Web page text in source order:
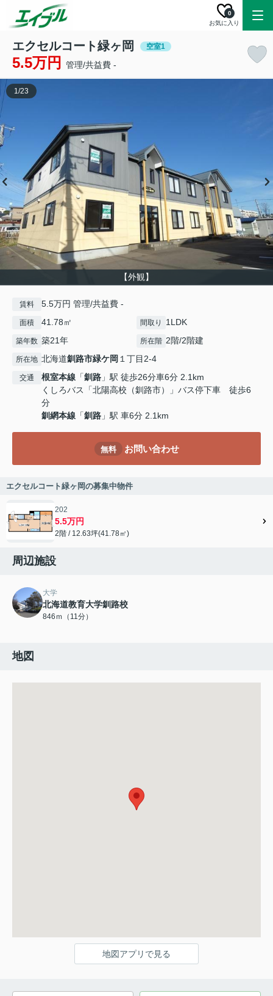
お気に入り
0
エクセルコート緑ヶ岡 空室1
5.5万円 管理/共益費 -
【外観】
1/23
賃料 5.5万円 管理/共益費 -
面積 41.78㎡ 間取り 1LDK
築年数 築21年 所在階 2階/2階建
所在地 北海道釧路市緑ケ岡 １丁目2-4
交通 根室本線 「釧路 」駅 徒歩26分車6分 2.1km
くしろバス「北陽高校（釧路市）」バス停下車 徒歩6
分
釧網本線 「釧路 」駅 車6分 2.1km
無料 お問い合わせ
エクセルコート緑ヶ岡の募集中物件
202
5.5万円
2階 / 12.63坪(41.78㎡)
周辺施設
大学
北海道教育大学釧路校
846ｍ（11分）
地図
地図アプリで見る